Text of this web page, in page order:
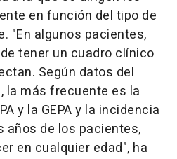
en función del tipo de
"En algunos pacientes,
tener un cuadro clínico
Según datos del
la más frecuente es la
y la GEPA y la incidencia
años de los pacientes,
en cualquier edad", ha